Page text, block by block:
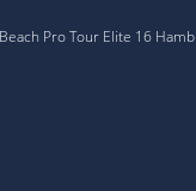
Pro Tour Elite 16